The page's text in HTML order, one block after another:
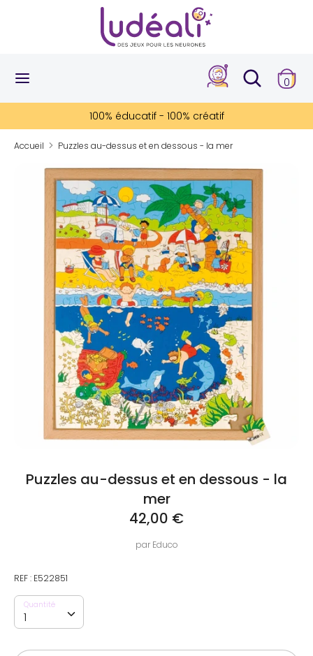
la
0
100% éducatif - 100% créatif
Accueil Puzzles au-dessus et en dessous - la mer
Puzzles au-dessus et en dessous - la
mer
42,00 €
par Educo
REF : E522851
Quantité
1
Quantité